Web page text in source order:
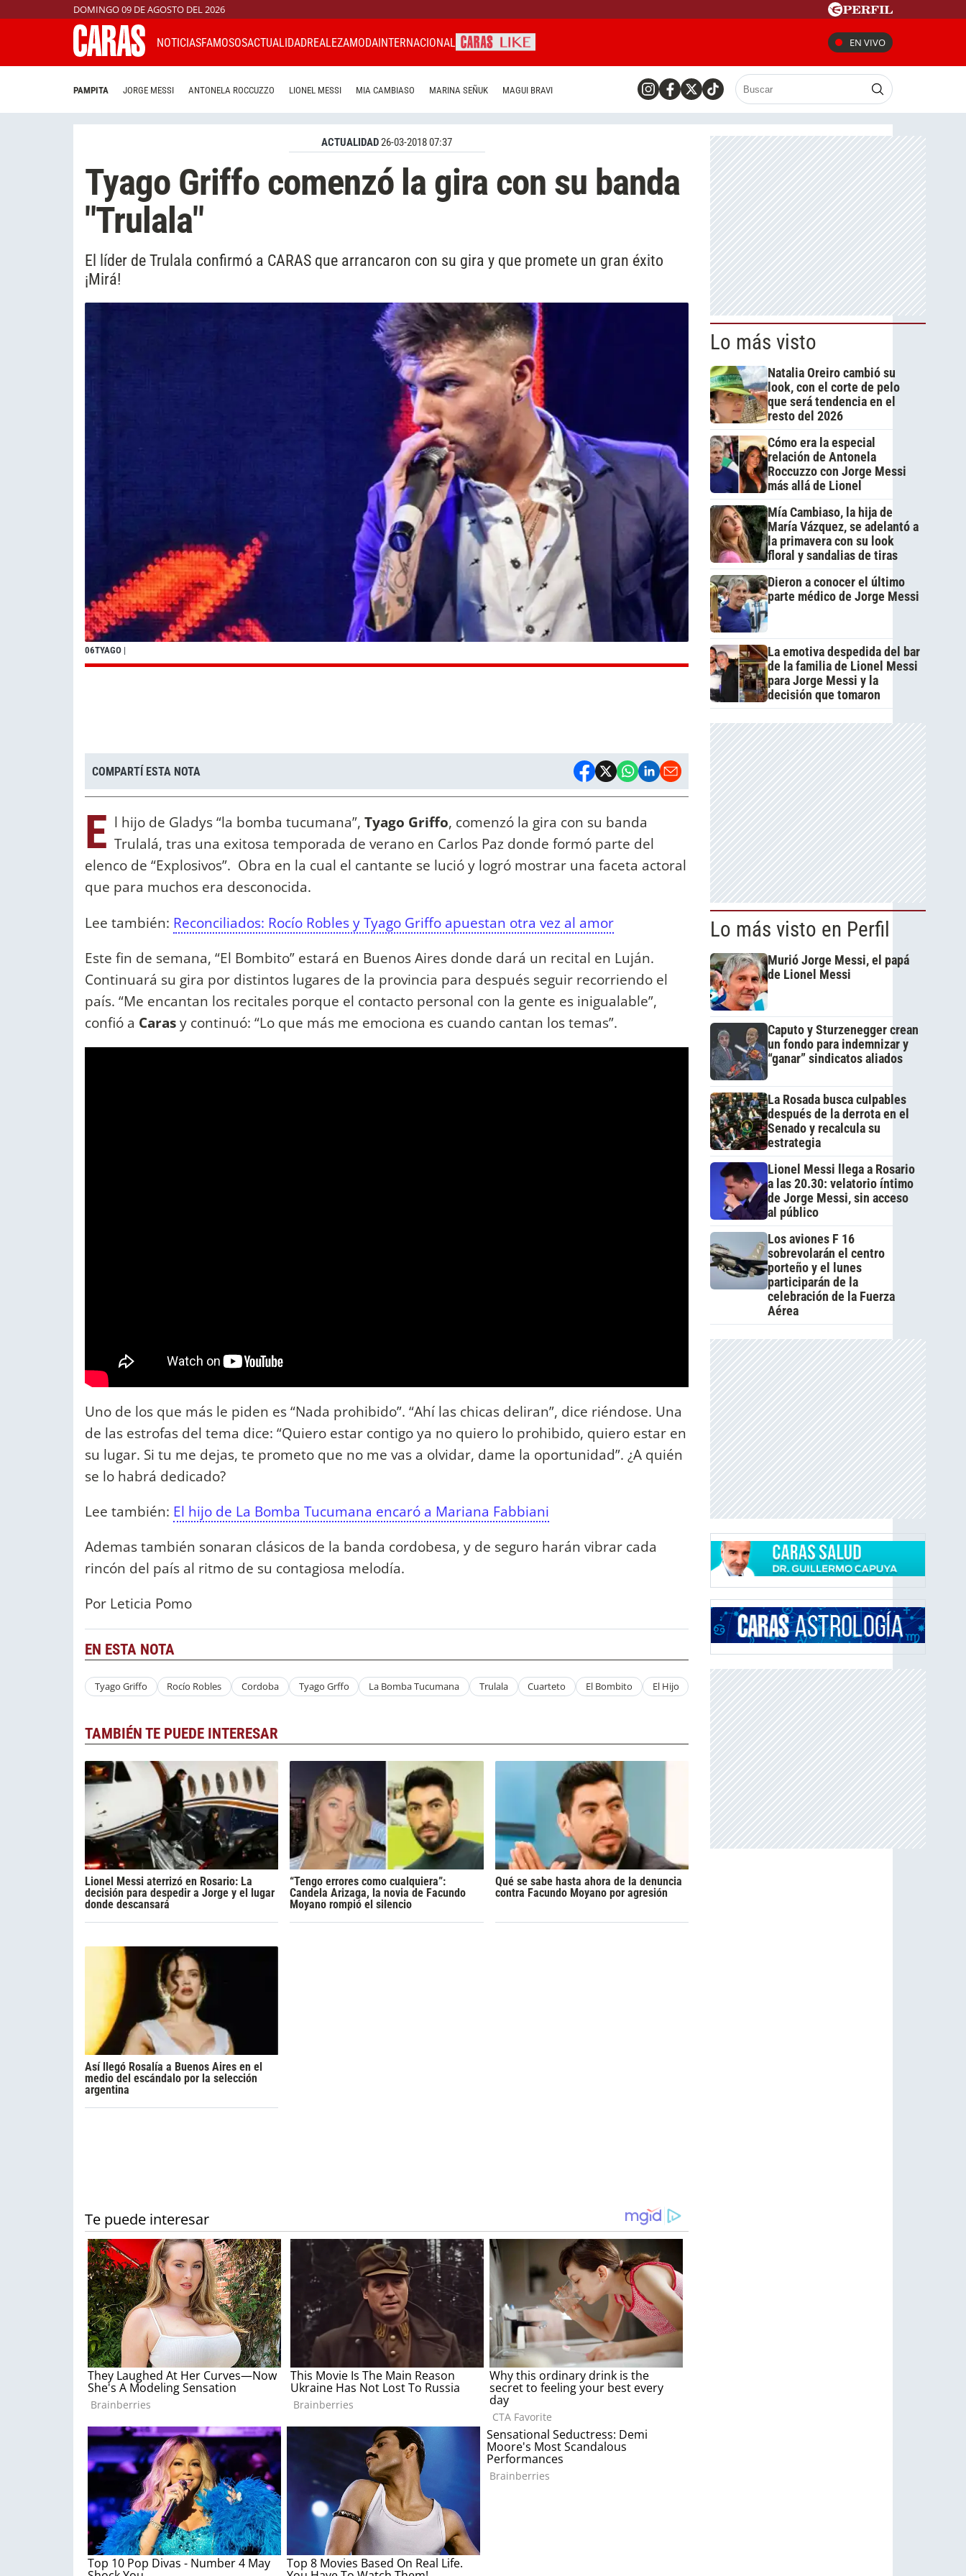
DOMINGO 09 DE AGOSTO DEL 2026
NOTICIASFAMOSOSACTUALIDADREALEZAMODAINTERNACIONAL EN VIVO
PAMPITA JORGE MESSI ANTONELA ROCCUZZO LIONEL MESSI MIA CAMBIASO MARINA SEÑUK MAGUI BRAVI
ACTUALIDAD26-03-2018 07:37
Tyago Griffo comenzó la gira con su banda
"Trulala"
El líder de Trulala confirmó a CARAS que arrancaron con su gira y que promete un gran éxito
¡Mirá!
06TYAGO |
COMPARTÍ ESTA NOTA
E l hijo de Gladys “la bomba tucumana”, Tyago Griffo, comenzó la gira con su banda
Trulalá, tras una exitosa temporada de verano en Carlos Paz donde formó parte del
elenco de “Explosivos”. Obra en la cual el cantante se lució y logró mostrar una faceta actoral
que para muchos era desconocida.
Lee también: Reconciliados: Rocío Robles y Tyago Griffo apuestan otra vez al amor
Este fin de semana, “El Bombito” estará en Buenos Aires donde dará un recital en Luján.
Continuará su gira por distintos lugares de la provincia para después seguir recorriendo el
país. “Me encantan los recitales porque el contacto personal con la gente es inigualable”,
confió a Carasy continuó: “Lo que más me emociona es cuando cantan los temas”.
Uno de los que más le piden es “Nada prohibido”. “Ahí las chicas deliran”, dice riéndose. Una
de las estrofas del tema dice: “Quiero estar contigo ya no quiero lo prohibido, quiero estar en
su lugar. Si tu me dejas, te prometo que no me vas a olvidar, dame la oportunidad”. ¿A quién
se lo habrá dedicado?
Lee también: El hijo de La Bomba Tucumana encaró a Mariana Fabbiani
Ademas también sonaran clásicos de la banda cordobesa, y de seguro harán vibrar cada
rincón del país al ritmo de su contagiosa melodía.
Por Leticia Pomo
EN ESTA NOTA
Tyago Griffo Rocío Robles Cordoba Tyago Grffo La Bomba Tucumana Trulala Cuarteto El Bombito El Hijo
TAMBIÉN TE PUEDE INTERESAR
Lionel Messi aterrizó en Rosario: La
decisión para despedir a Jorge y el lugar
donde descansará
“Tengo errores como cualquiera”:
Candela Arizaga, la novia de Facundo
Moyano rompió el silencio
Qué se sabe hasta ahora de la denuncia
contra Facundo Moyano por agresión
Así llegó Rosalía a Buenos Aires en el
medio del escándalo por la selección
argentina
Lo más visto
Natalia Oreiro cambió su
look, con el corte de pelo
que será tendencia en el
resto del 2026
Cómo era la especial
relación de Antonela
Roccuzzo con Jorge Messi
más allá de Lionel
Mía Cambiaso, la hija de
María Vázquez, se adelantó a
la primavera con su look
floral y sandalias de tiras
Dieron a conocer el último
parte médico de Jorge Messi
La emotiva despedida del bar
de la familia de Lionel Messi
para Jorge Messi y la
decisión que tomaron
Lo más visto en Perfil
Murió Jorge Messi, el papá
de Lionel Messi
Caputo y Sturzenegger crean
un fondo para indemnizar y
“ganar” sindicatos aliados
La Rosada busca culpables
después de la derrota en el
Senado y recalcula su
estrategia
Lionel Messi llega a Rosario
a las 20.30: velatorio íntimo
de Jorge Messi, sin acceso
al público
Los aviones F 16
sobrevolarán el centro
porteño y el lunes
participarán de la
celebración de la Fuerza
Aérea